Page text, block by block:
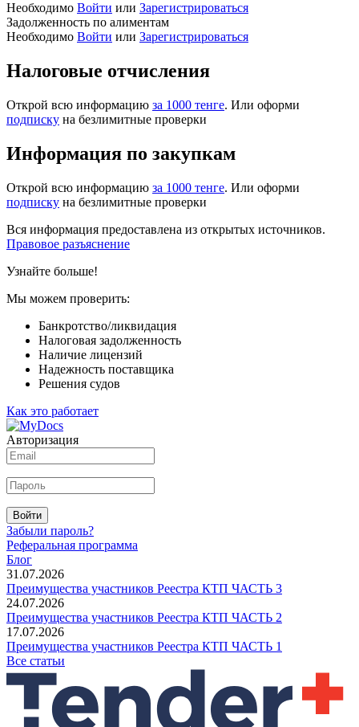
Необходимо Войти или Зарегистрироваться
Задолженность по алиментам
Необходимо Войти или Зарегистрироваться
Налоговые отчисления
Открой всю информацию за 1000 тенге. Или оформи
подписку на безлимитные проверки
Информация по закупкам
Открой всю информацию за 1000 тенге. Или оформи
подписку на безлимитные проверки
Вся информация предоставлена из открытых источников.
Правовое разъяснение
Узнайте больше!
Мы можем проверить:
Банкротство/ликвидация
Налоговая задолженность
Наличие лицензий
Надежность поставщика
Решения судов
Как это работает
Авторизация
Войти
Забыли пароль?
Реферальная программа
Блог
31.07.2026
Преимущества участников Реестра КТП ЧАСТЬ 3
24.07.2026
Преимущества участников Реестра КТП ЧАСТЬ 2
17.07.2026
Преимущества участников Реестра КТП ЧАСТЬ 1
Все статьи